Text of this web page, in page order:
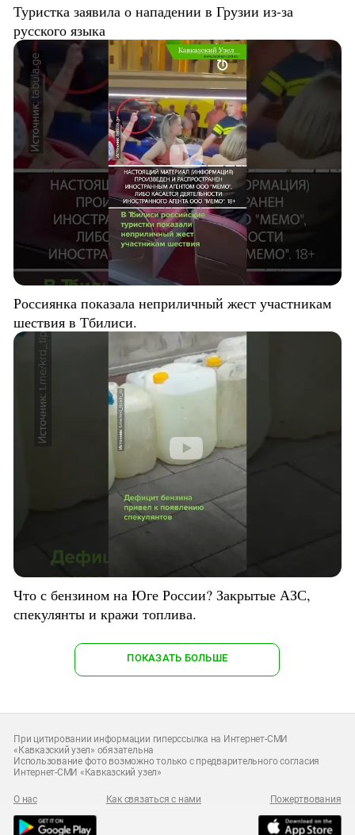
Туристка заявила о нападении в Грузии из-за
русского языка
Россиянка показала неприличный жест участникам
шествия в Тбилиси.
Что с бензином на Юге России? Закрытые АЗС,
спекулянты и кражи топлива.
ПОКАЗАТЬ БОЛЬШЕ
При цитировании информации гиперссылка на Интернет-СМИ
«Кавказский узел» обязательна
Использование фото возможно только с предварительного согласия
Интернет-СМИ «Кавказский узел»
О нас Как связаться с нами Пожертвования